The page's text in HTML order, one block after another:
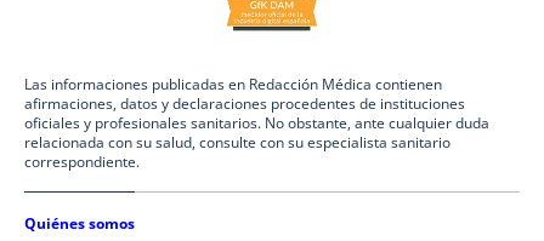
Las informaciones publicadas en Redacción Médica contienen
afirmaciones, datos y declaraciones procedentes de instituciones
oficiales y profesionales sanitarios. No obstante, ante cualquier duda
relacionada con su salud, consulte con su especialista sanitario
correspondiente.
Quiénes somos